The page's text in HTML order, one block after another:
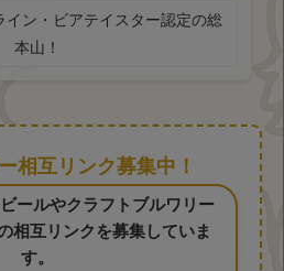
イン・ビアテイスター認定の総
本山！
相互リンク募集中！
ールやクラフトブルワリー
相互リンクを募集していま
す。